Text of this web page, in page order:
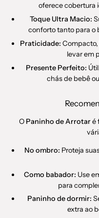
oferece cobertura
Toque Ultra Macio:
conforto tanto para o
Praticidade: Compacto,
levar em
Presente Perfeito:
chás de bebê
O Paninho de Arrotaré
No ombro: Proteja
Como babador: Use
para
Paninho de dormir:
extra ao